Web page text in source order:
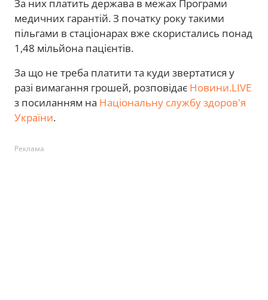
За них платить держава в межах Програми
медичних гарантій. З початку року такими
пільгами в стаціонарах вже скористались понад
1,48 мільйона пацієнтів.
За що не треба платити та куди звертатися у
разі вимагання грошей, розповідає Новини.LIVE
з посиланням на Національну службу здоров'я
України.
Реклама